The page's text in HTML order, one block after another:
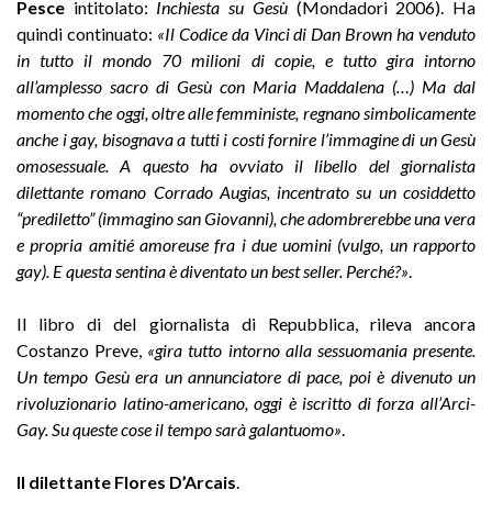
Pesce intitolato: Inchiesta su Gesù(Mondadori 2006). Ha
quindi continuato: «Il Codice da Vinci di Dan Brown ha venduto
in tutto il mondo 70 milioni di copie, e tutto gira intorno
all’amplesso sacro di Gesù con Maria Maddalena (…) Ma dal
momento che oggi, oltre alle femministe, regnano simbolicamente
anche i gay, bisognava a tutti i costi fornire l’immagine di un Gesù
omosessuale. A questo ha ovviato il libello del giornalista
dilettante romano Corrado Augias, incentrato su un cosiddetto
“prediletto” (immagino san Giovanni), che adombrerebbe una vera
e propria amitié amoreuse fra i due uomini (vulgo, un rapporto
gay). E questa sentina è diventato un best seller. Perché?»
Il libro di del giornalista di Repubblica, rileva ancora
Costanzo Preve, «gira tutto intorno alla sessuomania presente.
Un tempo Gesù era un annunciatore di pace, poi è divenuto un
rivoluzionario latino-americano, oggi è iscritto di forza all’Arci-
Gay. Su queste cose il tempo sarà galantuomo»
Il dilettante Flores D’Arcais